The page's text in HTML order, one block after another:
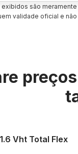
exibidos são
validade oficial e
1.6 Vht Total Flex